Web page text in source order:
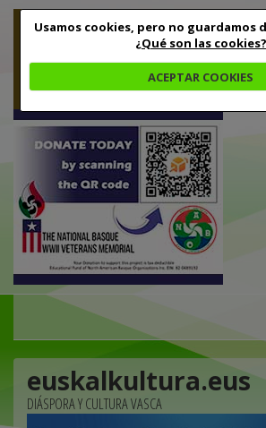
Usamos cookies, pero no guardamos
¿Qué son las cookies?
ACEPTAR COOKIES
euskalkultura.eus
DIÁSPORA Y CULTURA VASCA